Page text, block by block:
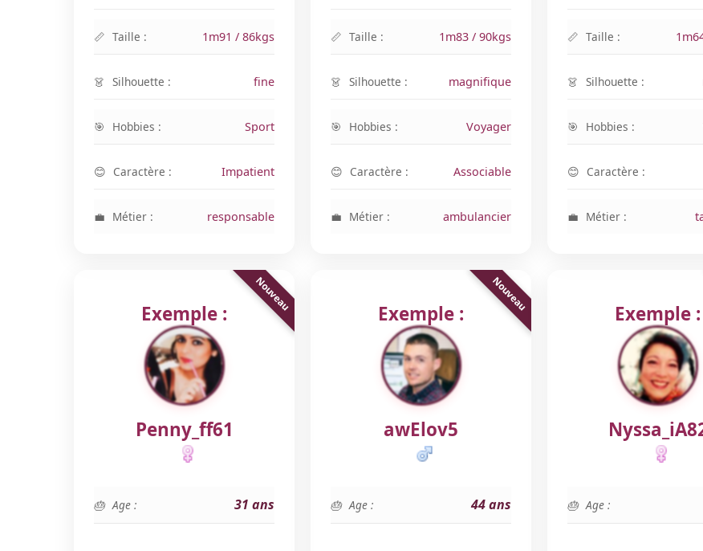
Taille : 1m91 / 86kgs
Silhouette : fine
Hobbies : Sport
Caractère : Impatient
Métier : responsable
Taille : 1m83 / 90kgs
Silhouette : magnifique
Hobbies : Voyager
Caractère : Associable
Métier : ambulancier
Taille :
Silhouette :
Hobbies :
Caractère :
Métier :
Exemple :
Penny_ff61
Age : 31 ans
Exemple :
awElov5
Age : 44 ans
Exemple :
Age :